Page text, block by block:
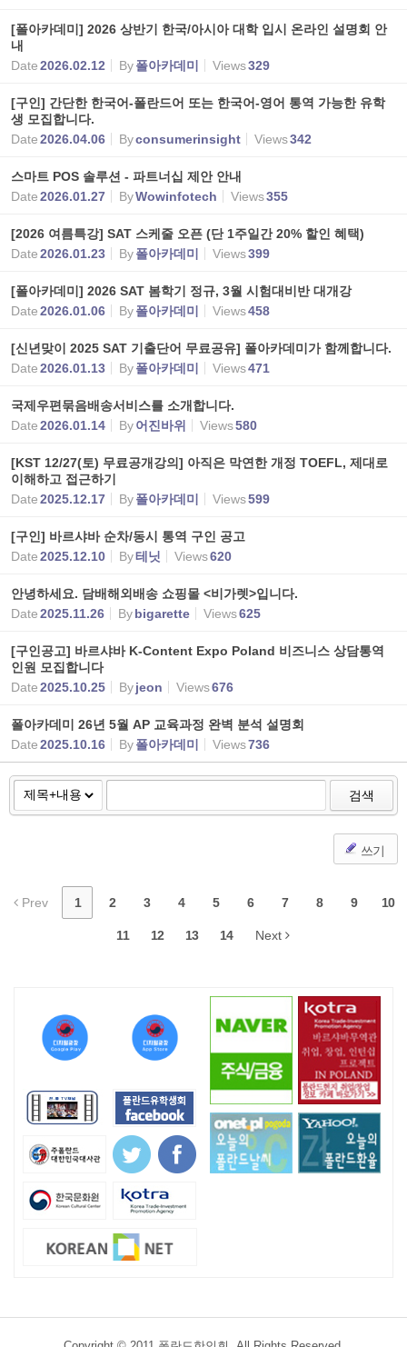
[폴아카데미] 2026 상반기 한국/아시아 대학 입시 온라인 설명회 안
내
Date2026.02.12 By폴아카데미 Views329
[구인] 간단한 한국어-폴란드어 또는 한국어-영어 통역 가능한 유학
생 모집합니다.
Date2026.04.06 Byconsumerinsight Views342
스마트 POS 솔루션 - 파트너십 제안 안내
Date2026.01.27 ByWowinfotech Views355
[2026 여름특강] SAT 스케줄 오픈 (단 1주일간 20% 할인 혜택)
Date2026.01.23 By폴아카데미 Views399
[폴아카데미] 2026 SAT 봄학기 정규, 3월 시험대비반 대개강
Date2026.01.06 By폴아카데미 Views458
[신년맞이 2025 SAT 기출단어 무료공유] 폴아카데미가 함께합니다.
Date2026.01.13 By폴아카데미 Views471
국제우편묶음배송서비스를 소개합니다.
Date2026.01.14 By어진바위 Views580
[KST 12/27(토) 무료공개강의] 아직은 막연한 개정 TOEFL, 제대로
이해하고 접근하기
Date2025.12.17 By폴아카데미 Views599
[구인] 바르샤바 순차/동시 통역 구인 공고
Date2025.12.10 By테닛 Views620
안녕하세요. 담배해외배송 쇼핑몰 <비가렛>입니다.
Date2025.11.26 Bybigarette Views625
[구인공고] 바르샤바 K-Content Expo Poland 비즈니스 상담통역
인원 모집합니다
Date2025.10.25 Byjeon Views676
폴아카데미 26년 5월 AP 교육과정 완벽 분석 설명회
Date2025.10.16 By폴아카데미 Views736
검색
쓰기
Prev 1 2 3 4 5 6 7 8 9 10
11 12 13 14 Next